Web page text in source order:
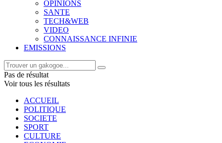
OPINIONS
SANTE
TECH&WEB
VIDEO
CONNAISSANCE INFINIE
EMISSIONS
Pas de résultat
Voir tous les résultats
ACCUEIL
POLITIQUE
SOCIETE
SPORT
CULTURE